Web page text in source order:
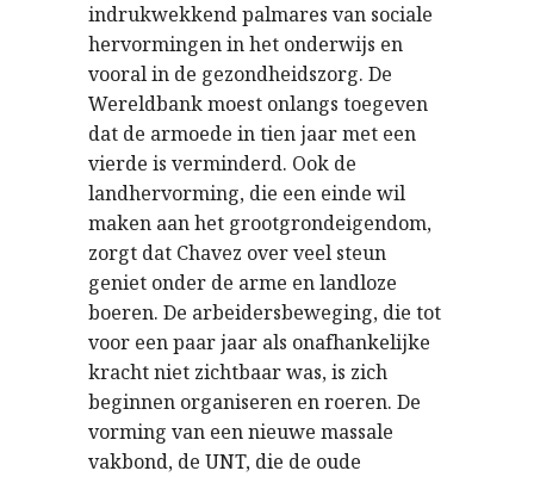
indrukwekkend palmares van sociale
hervormingen in het onderwijs en
vooral in de gezondheidszorg. De
Wereldbank moest onlangs toegeven
dat de armoede in tien jaar met een
vierde is verminderd. Ook de
landhervorming, die een einde wil
maken aan het grootgrondeigendom,
zorgt dat Chavez over veel steun
geniet onder de arme en landloze
boeren. De arbeidersbeweging, die tot
voor een paar jaar als onafhankelijke
kracht niet zichtbaar was, is zich
beginnen organiseren en roeren. De
vorming van een nieuwe massale
vakbond, de UNT, die de oude